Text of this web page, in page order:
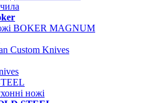
BOKER MAGNUM
Custom Knives
ножі